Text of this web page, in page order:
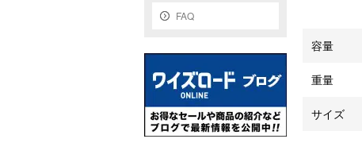
容量
重量
サイズ
FAQ